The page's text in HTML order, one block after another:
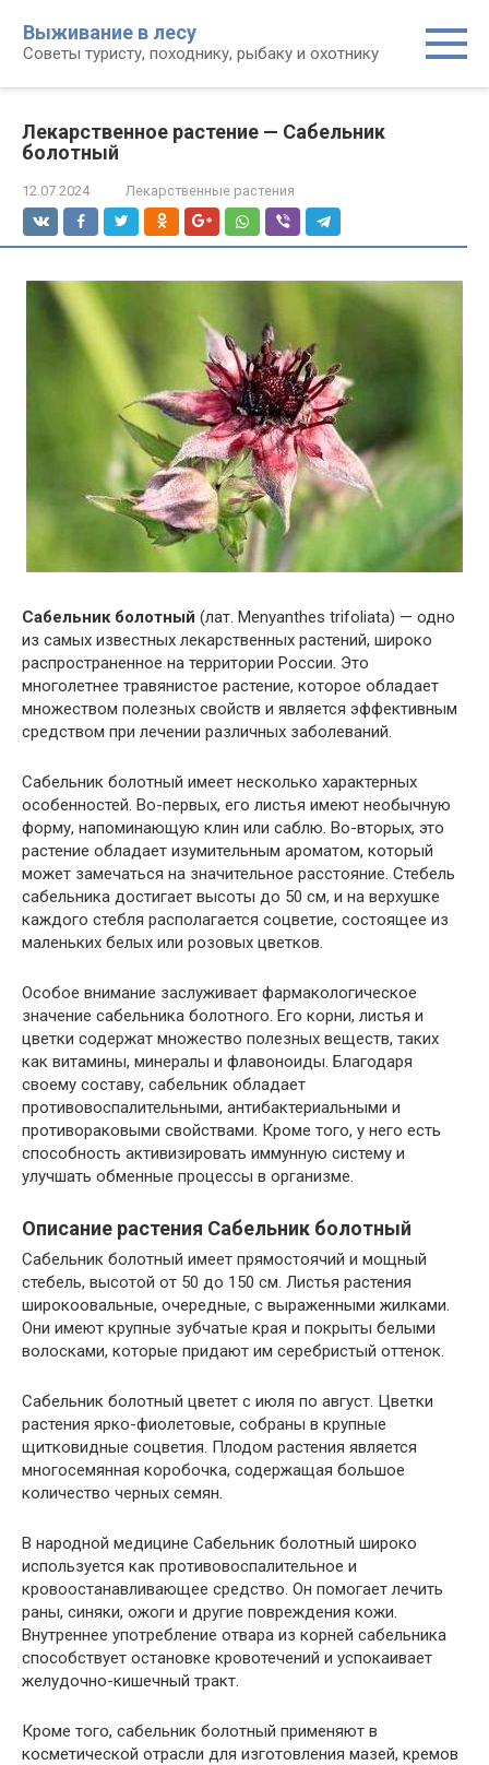
контенту
Выживание в лесу
Советы туристу, походнику, рыбаку и охотнику
Лекарственное растение — Сабельник
болотный
12.07.2024 Лекарственные растения
Сабельник болотный (лат. Menyanthes trifoliata) — одно
из самых известных лекарственных растений, широко
распространенное на территории России. Это
многолетнее травянистое растение, которое обладает
множеством полезных свойств и является эффективным
средством при лечении различных заболеваний.
Сабельник болотный имеет несколько характерных
особенностей. Во-первых, его листья имеют необычную
форму, напоминающую клин или саблю. Во-вторых, это
растение обладает изумительным ароматом, который
может замечаться на значительное расстояние. Стебель
сабельника достигает высоты до 50 см, и на верхушке
каждого стебля располагается соцветие, состоящее из
маленьких белых или розовых цветков.
Особое внимание заслуживает фармакологическое
значение сабельника болотного. Его корни, листья и
цветки содержат множество полезных веществ, таких
как витамины, минералы и флавоноиды. Благодаря
своему составу, сабельник обладает
противовоспалительными, антибактериальными и
противораковыми свойствами. Кроме того, у него есть
способность активизировать иммунную систему и
улучшать обменные процессы в организме.
Описание растения Сабельник болотный
Сабельник болотный имеет прямостоячий и мощный
стебель, высотой от 50 до 150 см. Листья растения
широкоовальные, очередные, с выраженными жилками.
Они имеют крупные зубчатые края и покрыты белыми
волосками, которые придают им серебристый оттенок.
Сабельник болотный цветет с июля по август. Цветки
растения ярко-фиолетовые, собраны в крупные
щитковидные соцветия. Плодом растения является
многосемянная коробочка, содержащая большое
количество черных семян.
В народной медицине Сабельник болотный широко
используется как противовоспалительное и
кровоостанавливающее средство. Он помогает лечить
раны, синяки, ожоги и другие повреждения кожи.
Внутреннее употребление отвара из корней сабельника
способствует остановке кровотечений и успокаивает
желудочно-кишечный тракт.
Кроме того, сабельник болотный применяют в
косметической отрасли для изготовления мазей, кремов